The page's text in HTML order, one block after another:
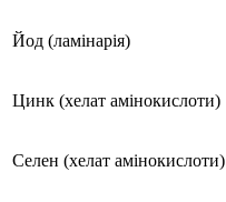
Йод (ламінарія)
Цинк (хелат амінокислоти)
Селен (хелат амінокислоти)